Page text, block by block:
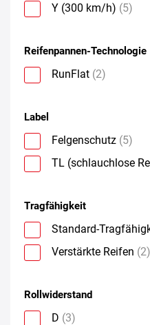
Y (300 km/h) (5)
Reifenpannen-Technologie
RunFlat (2)
Label
Felgenschutz (5)
TL (schlauchlose
Tragfähigkeit
Standard-
Verstärkte Reifen (2)
Rollwiderstand
D (3)